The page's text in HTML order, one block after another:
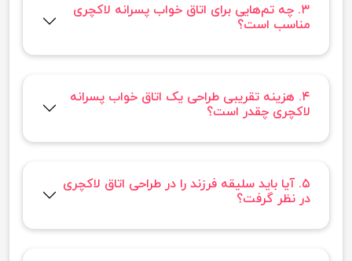
۳. چه تم‌هایی برای اتاق خواب پسرانه لاکچری
مناسب است؟
۴. هزینه تقریبی طراحی یک اتاق خواب پسرانه
لاکچری چقدر است؟
۵. آیا باید سلیقه فرزند را در طراحی اتاق لاکچری
در نظر گرفت؟